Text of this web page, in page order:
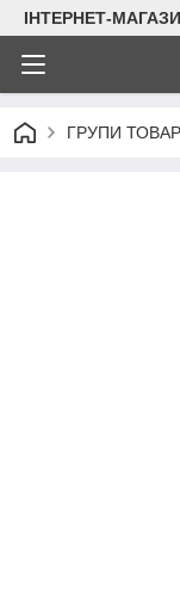
ІНТЕРНЕТ-
ГРУПИ